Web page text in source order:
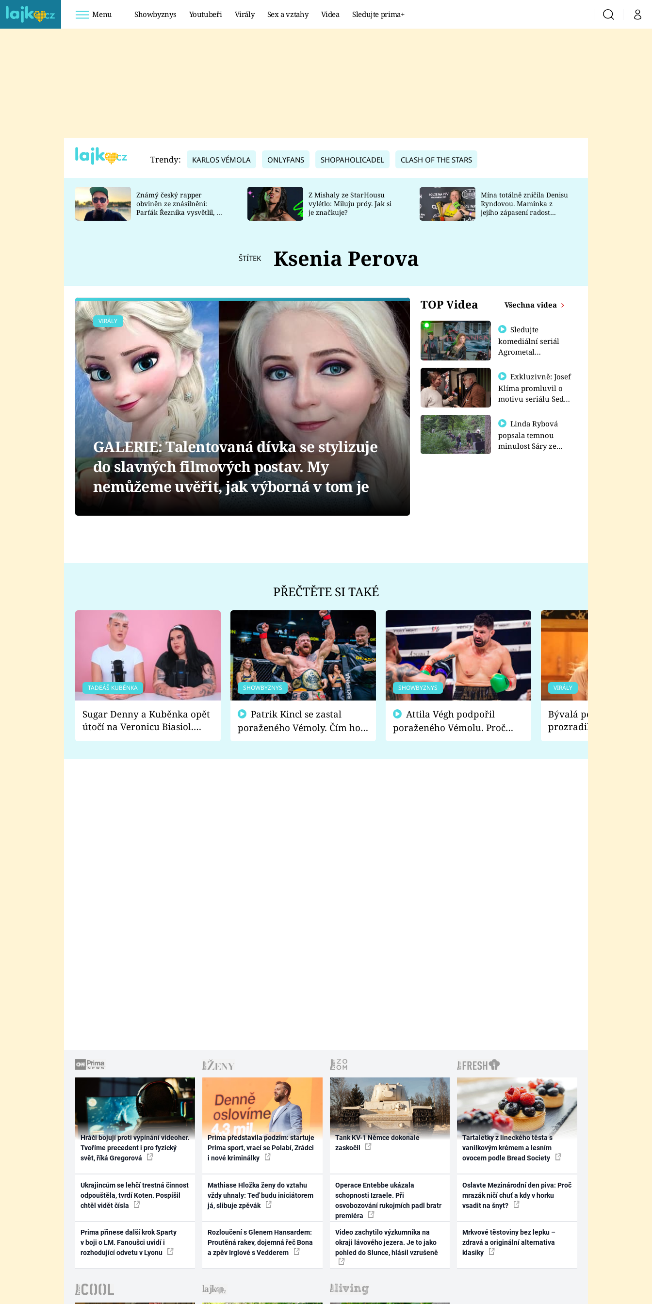
Menu Showbyznys Youtubeři Virály Sex a vztahy Videa Sledujte prima+ VyhledáváníMůj
TADEÁŠ KUBĚNKA
DATEL
Prima Lajk
Sledujte nás
Trendy: KARLOS VÉMOLA ONLYFANS SHOPAHOLICADEL CLASH OF THE STARS
Známý český rapper
obviněn ze znásilnění:
Parťák Řezníka vysvětlil, co
Z Mishaly ze StarHousu
vylétlo: Miluju prdy. Jak si
je značkuje?
Mína totálně zničila Denisu
Ryndovou. Maminka z
jejího zápasení radost
ŠTÍTEK Ksenia Perova
TOP Videa Všechna videa
Sledujte
komediální seriál
Agrometal
prima+
Exkluzivně: Josef
Klíma promluvil o
motivu seriálu Sedm
Linda Rybová
popsala temnou
minulost Sáry ze
VIRÁLY
GALERIE: Talentovaná dívka se stylizuje
do slavných filmových postav. My
nemůžeme uvěřit, jak výborná v tom je
PŘEČTĚTE SI TAKÉ
TADEÁŠ KUBĚNKA
Sugar Denny a Kuběnka opět
útočí na Veronicu Biasiol.
Proč je podle nich falešná a
SHOWBYZNYS
poraženého Vémoly. Čím ho
fanoušci naštvali?
SHOWBYZNYS
poraženého Vémolu. Proč
chce raději zápasit s ním než
VIRÁLY
Bývalá pornoherečka
prozradila, co ji
natáčení Euforie.
Hráči bojují proti vypínání videoher.
Tvoříme precedent i pro fyzický
svět, říká Gregorová
Ukrajincům se lehčí trestná činnost
odpouštěla, tvrdí Koten. Pospíšil
chtěl vidět čísla
Prima přinese další krok Sparty
v boji o LM. Fanoušci uvidí i
rozhodující odvetu v Lyonu
Prima představila podzim: startuje
Prima sport, vrací se Polabí, Zrádci
i nové kriminálky
Mathiase Hložka ženy do vztahu
vždy uhnaly: Teď budu iniciátorem
já, slibuje zpěvák
Rozloučení s Glenem Hansardem:
Proutěná rakev, dojemná řeč Bona
a zpěv Irglové s Vedderem
Tank KV-1 Němce dokonale
zaskočil
Operace Entebbe ukázala
schopnosti Izraele. Při
osvobozování rukojmích padl bratr
premiéra
Video zachytilo výzkumníka na
okraji lávového jezera. Je to jako
pohled do Slunce, hlásil vzrušeně
Tartaletky z lineckého těsta s
vanilkovým krémem a lesním
ovocem podle Bread Society
Oslavte Mezinárodní den piva: Proč
mrazák ničí chuť a kdy v horku
vsadit na šnyt?
Mrkvové těstoviny bez lepku –
zdravá a originální alternativa
klasiky